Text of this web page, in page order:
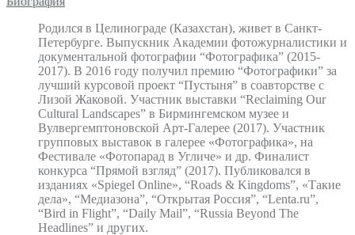
Родился в Целинограде (Казахстан), живет в Санкт-
Петербурге. Выпускник Академии фотожурналистики и
документальной фотографии “Фотографика” (2015-
2017). В 2016 году получил премию “Фотографики” за
лучший курсовой проект “Пустыня” в соавторстве с
Лизой Жаковой. Участник выставки “Reclaiming Our
Cultural Landscapes” в Бирмингемском музее и
Вулвергемптоновской Арт-Галерее (2017). Участник
групповых выставок в галерее «Фотографика», на
Фестивале «Фотопарад в Угличе» и др. Финалист
конкурса “Прямой взгляд” (2017). Публиковался в
изданиях «Spiegel Online», “Roads & Kingdoms”, «Такие
дела», “Медиазона”, “Открытая Россия”, “Lenta.ru”,
“Bird in Flight”, “Daily Mail”, “Russia Beyond The
Headlines” и других.